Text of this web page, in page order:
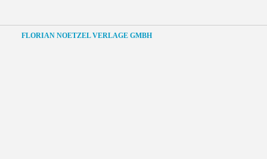
FLORIAN NOETZEL VERLAGE GMBH